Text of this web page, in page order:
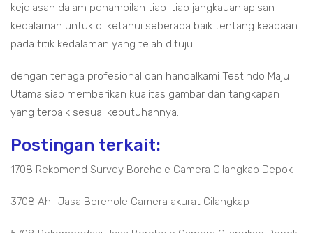
kejelasan dalam penampilan tiap-tiap jangkauanlapisan
kedalaman untuk di ketahui seberapa baik tentang keadaan
pada titik kedalaman yang telah dituju.
dengan tenaga profesional dan handalkami Testindo Maju
Utama siap memberikan kualitas gambar dan tangkapan
yang terbaik sesuai kebutuhannya.
Postingan terkait:
1708 Rekomend Survey Borehole Camera Cilangkap Depok
3708 Ahli Jasa Borehole Camera akurat Cilangkap